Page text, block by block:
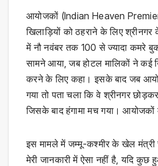
आयोजकों (Indian Heaven
खिलाड़ियों को ठहराने के लिए श्रीनगर
में नौ नवंबर तक 100 से ज्यादा कमरे
सामने आया, जब होटल मालिकों ने कई
करने के लिए कहा। इसके बाद जब
गया तो पता चला कि वे श्रीनगर
जिसके बाद हंगामा मच गया। आयोजकों
इस मामले में जम्मू-कश्मीर के खेल मंत्री
मेरी जानकारी में ऐसा नहीं है, यदि